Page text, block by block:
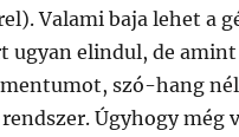
Valami baja lehet a
ugyan elindul, de
szó-hang
Úgyhogy még